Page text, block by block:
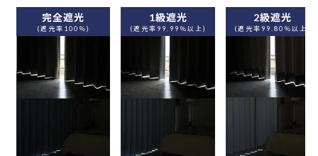
完全遮光
(遮光率100％)
1級遮光
(遮光率99.99％以上)
2級遮光
(遮光率99.80％以上)